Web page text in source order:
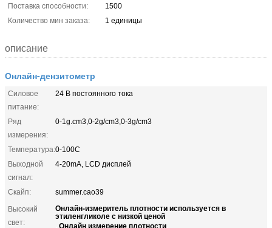
Поставка способности:
1500
Количество мин заказа:
1 единицы
описание
Онлайн-дензитометр
Силовое
питание:
24 В постоянного тока
Ряд
измерения:
0-1g.cm3,0-2g/cm3,0-3g/cm3
Температура:0-100C
Выходной
сигнал:
4-20mA, LCD дисплей
Скайп:
summer.cao39
Высокий
свет:
Онлайн-измеритель плотности используется в
этиленгликоле с низкой ценой
, Онлайн измерение плотности,